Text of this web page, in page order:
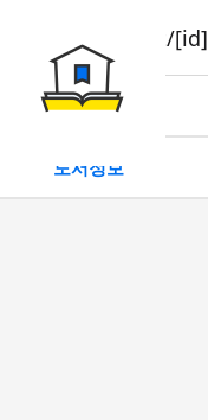
book/rent/[id]
대여
도서정보